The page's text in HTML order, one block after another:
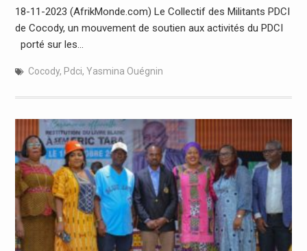
18-11-2023 (AfrikMonde.com) Le Collectif des Militants PDCI
de Cocody, un mouvement de soutien aux activités du PDCI
porté sur les…
Cocody, Pdci, Yasmina Ouégnin